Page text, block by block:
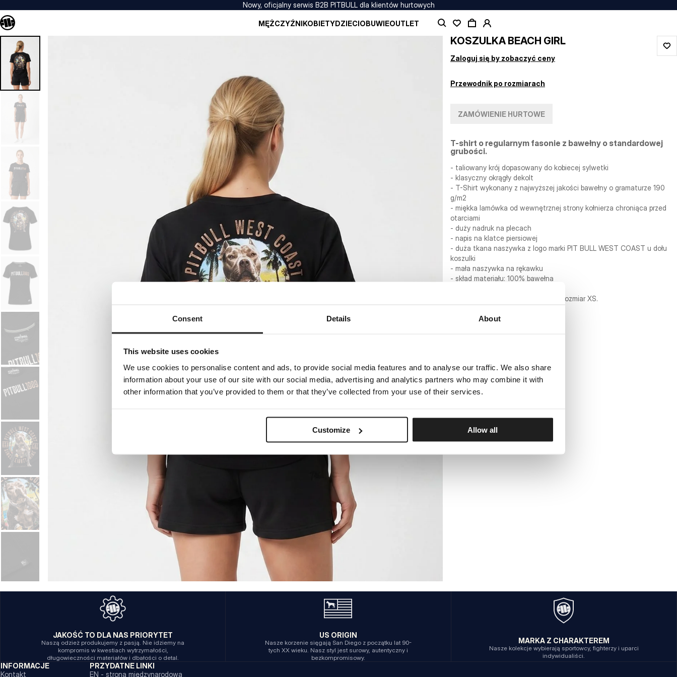
Consent Details About
This website uses cookies
We use cookies to personalise content and ads, to provide social media features and to analyse our traffic. We also share
information about your use of our site with our social media, advertising and analytics partners who may combine it with
other information that you’ve provided to them or that they’ve collected from your use of their services.
Customize Allow all
Nowy, oficjalny serwis B2B PITBULL dla klientów hurtowych
MĘŻCZYŹNIKOBIETYDZIECIOBUWIEOUTLET
KOSZULKA BEACH GIRL
Zaloguj się by zobaczyć ceny
Przewodnik po rozmiarach
ZAMÓWIENIE HURTOWE
T-shirt o regularnym fasonie z bawełny o standardowej
grubości.
- taliowany krój dopasowany do kobiecej sylwetki
- klasyczny okrągły dekolt
- T-Shirt wykonany z najwyższej jakości bawełny o gramaturze 190
g/m2
- miękka lamówka od wewnętrznej strony kołnierza chroniąca przed
otarciami
- duży nadruk na plecach
- napis na klatce piersiowej
- duża tkana naszywka z logo marki PIT BULL WEST COAST u dołu
koszulki
- mała naszywka na rękawku
- skład materiału: 100% bawełna
Modelka ma 170 cm wzrostu i nosi rozmiar XS.
JAKOŚĆ TO DLA NAS PRIORYTET
Naszą odzież produkujemy z pasją. Nie idziemy na
kompromis w kwestiach wytrzymałości,
długowieczności materiałów i dbałości o detal.
US ORIGIN
Nasze korzenie sięgają San Diego z początku lat 90-
tych XX wieku. Nasz styl jest surowy, autentyczny i
bezkompromisowy.
MARKA Z CHARAKTEREM
Nasze kolekcje wybierają sportowcy, fighterzy i uparci
indywidualiści.
INFORMACJE
Kontakt
PRZYDATNE LINKI
EN - strona międzynarodowa